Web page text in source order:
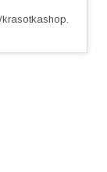
krasotkashop.